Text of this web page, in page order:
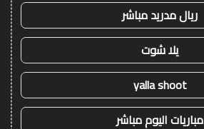
ريال مدريد مباشر
يلا شوت
yalla shoot
مباريات اليوم مباشر